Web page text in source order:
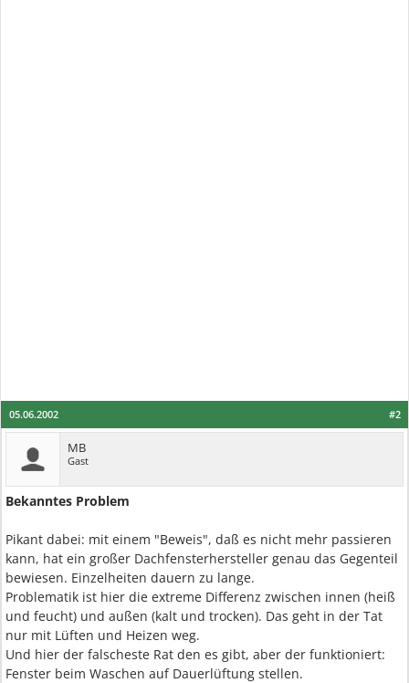
#2
05.06.2002
MB
Gast
Bekanntes Problem
Pikant dabei: mit einem "Beweis", daß es nicht mehr passieren
kann, hat ein großer Dachfensterhersteller genau das Gegenteil
bewiesen. Einzelheiten dauern zu lange.
Problematik ist hier die extreme Differenz zwischen innen (heiß
und feucht) und außen (kalt und trocken). Das geht in der Tat
nur mit Lüften und Heizen weg.
Und hier der falscheste Rat den es gibt, aber der funktioniert:
Fenster beim Waschen auf Dauerlüftung stellen.